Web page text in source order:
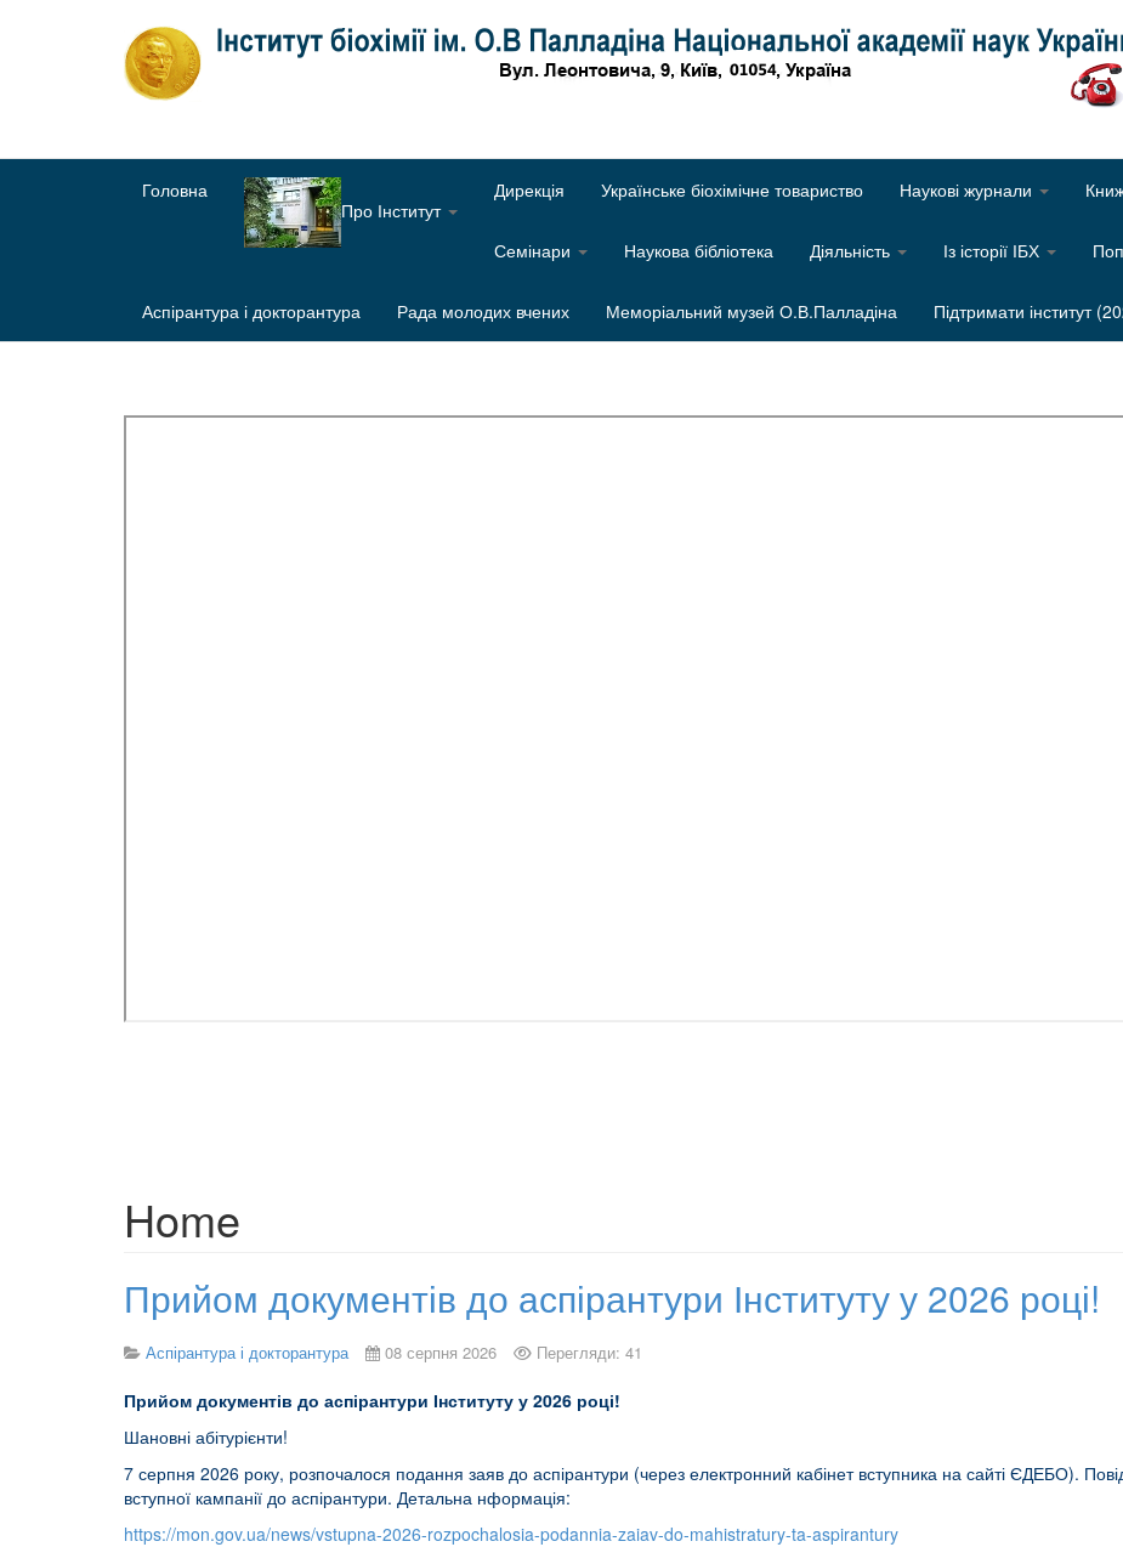
Головна
Про Інститут
Дирекція Українське біохімічне товариство Наукові журнали
Семінари Наукова бібліотека Діяльність Із історії ІБХ
Аспірантура і докторантура Рада молодих вчених Меморіальний музей О.В.Палладіна Підтримати інститут
Home
Прийом документів до аспірантури Інституту у 2026 році!
Аспірантура і докторантура 08 серпня 2026 Перегляди: 41
Прийом документів до аспірантури Інституту у 2026 році!
Шановні абітурієнти!
7 серпня 2026 року, розпочалося подання заяв до аспірантури (через електронний кабінет вступника на сайті ЄДЕБО).
вступної кампанії до аспірантури. Детальна нформація:
https://mon.gov.ua/news/vstupna-2026-rozpochalosia-podannia-zaiav-do-mahistratury-ta-aspirantury